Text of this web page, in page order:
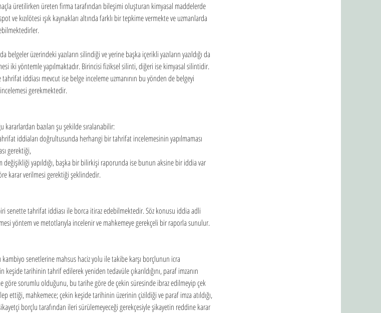
üretilirken üreten firma tarafından bileşimi oluşturan kimyasal maddelerde
ve kızılötesi ışık kaynakları altında farklı bir tepkime vermekte ve uzmanlarda
üzerindeki yazıların silindiği ve yerine başka içerikli yazıların yazıldığı da
iki yöntemle yapılmaktadır. Birincisi fiziksel silinti, diğeri ise kimyasal silintidir.
iddiası mevcut ise belge inceleme uzmanının bu yönden de belgeyi
gerekmektedir.
kararlardan bazıları şu şekilde sıralanabilir:
iddiaları doğrultusunda herhangi bir tahrifat incelemesinin yapılmaması
gerektiği,
yapıldığı, başka bir bilirkişi raporunda ise bunun aksine bir iddia var
karar verilmesi gerektiği şeklindedir.
senette tahrifat iddiası ile borca itiraz edebilmektedir. Söz konusu iddia adli
yöntem ve metotlarıyla incelenir ve mahkemeye gerekçeli bir raporla sunulur.
senetlerine mahsus haciz yolu ile takibe karşı borçlunun icra
tarihinin tahrif edilerek yeniden tedavüle çıkarıldığını, paraf imzanın
göre sorumlu olduğunu, bu tarihe göre de çekin süresinde ibraz edilmeyip çek
mahkemece; çekin keşide tarihinin üzerinin çizildiği ve paraf imza atıldığı,
borçlu tarafından ileri sürülemeyeceği gerekçesiyle şikayetin reddine karar